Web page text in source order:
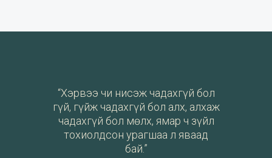
“Хэрвээ чи нисэж чадахгүй бол
гүй, гүйж чадахгүй бол алх, алхаж
чадахгүй бол мөлх, ямар ч зүйл
тохиолдсон урагшаа л яваад
бай.”